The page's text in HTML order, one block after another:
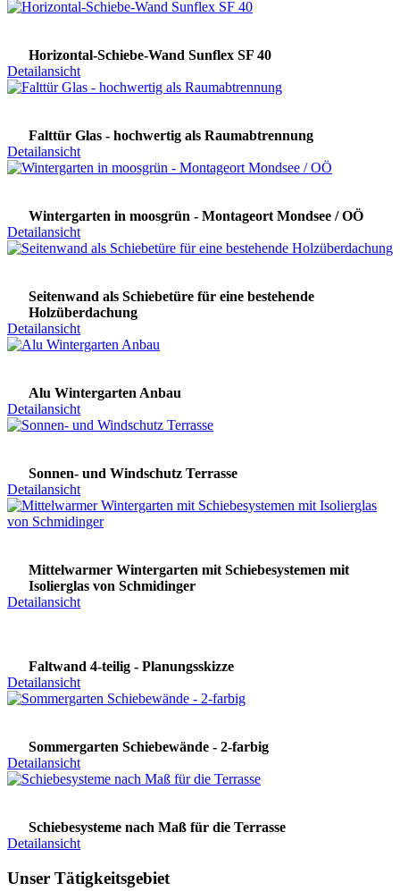
Horizontal-Schiebe-Wand Sunflex SF 40
Detailansicht
Falttür Glas - hochwertig als Raumabtrennung
Detailansicht
Wintergarten in moosgrün - Montageort Mondsee / OÖ
Detailansicht
Seitenwand als Schiebetüre für eine bestehende
Holzüberdachung
Detailansicht
Alu Wintergarten Anbau
Detailansicht
Sonnen- und Windschutz Terrasse
Detailansicht
Mittelwarmer Wintergarten mit Schiebesystemen mit
Isolierglas von Schmidinger
Detailansicht
Faltwand 4-teilig - Planungsskizze
Detailansicht
Sommergarten Schiebewände - 2-farbig
Detailansicht
Schiebesysteme nach Maß für die Terrasse
Detailansicht
Unser Tätigkeitsgebiet